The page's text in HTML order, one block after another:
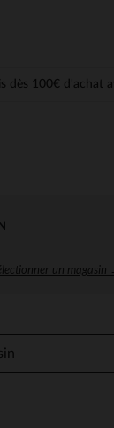
dès 100€ d'achat
un magasin